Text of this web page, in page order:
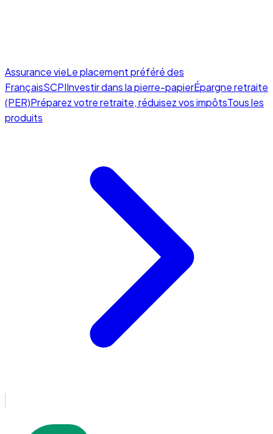
Assurance vieLe placement préféré des
FrançaisSCPIInvestir dans la pierre-papierÉpargne retraite
(PER)Préparez votre retraite, réduisez vos impôtsTous les
produits